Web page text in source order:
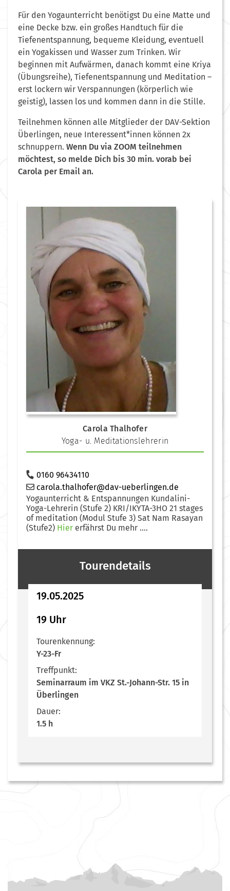
Für den Yogaunterricht benötigst Du eine Matte und
eine Decke bzw. ein großes Handtuch für die
Tiefenentspannung, bequeme Kleidung, eventuell
ein Yogakissen und Wasser zum Trinken. Wir
beginnen mit Aufwärmen, danach kommt eine Kriya
(Übungsreihe), Tiefenentspannung und Meditation –
erst lockern wir Verspannungen (körperlich wie
geistig), lassen los und kommen dann in die Stille.
Teilnehmen können alle Mitglieder der DAV-Sektion
Überlingen, neue Interessent*innen können 2x
schnuppern. Wenn Du via ZOOM teilnehmen
möchtest, so melde Dich bis 30 min. vorab bei
Carola per Email an.
Carola Thalhofer
Yoga- u. Meditationslehrerin
0160 96434110
carola.thalhofer@dav-ueberlingen.de
Yogaunterricht & Entspannungen Kundalini-
Yoga-Lehrerin (Stufe 2) KRI/IKYTA-3HO 21 stages
of meditation (Modul Stufe 3) Sat Nam Rasayan
(Stufe2) Hier erfährst Du mehr ....
Tourendetails
19.05.2025
19 Uhr
Tourenkennung:
Y-23-Fr
Treffpunkt:
Seminarraum im VKZ St.-Johann-Str. 15 in
Überlingen
Dauer:
1.5 h